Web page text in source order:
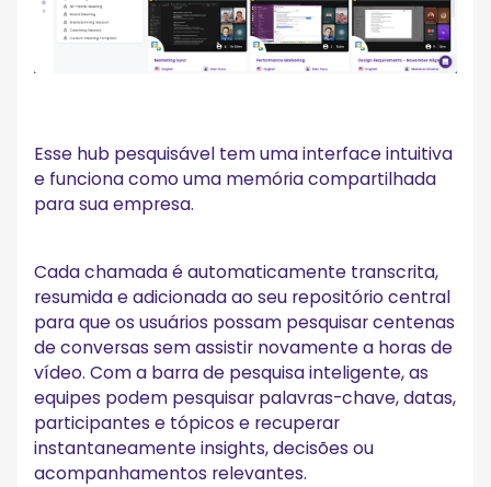
Esse hub pesquisável tem uma interface intuitiva
e funciona como uma memória compartilhada
para sua empresa.
Cada chamada é automaticamente transcrita,
resumida e adicionada ao seu repositório central
para que os usuários possam pesquisar centenas
de conversas sem assistir novamente a horas de
vídeo. Com a barra de pesquisa inteligente, as
equipes podem pesquisar palavras-chave, datas,
participantes e tópicos e recuperar
instantaneamente insights, decisões ou
acompanhamentos relevantes.